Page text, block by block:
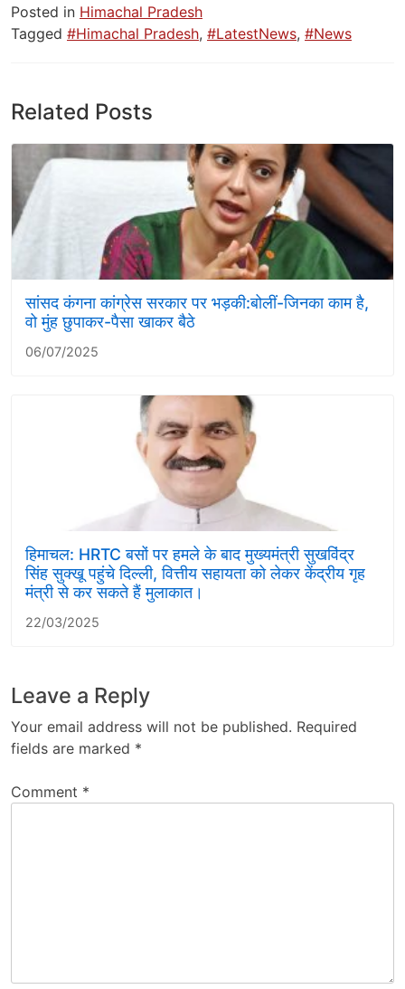
Posted in Himachal Pradesh
Tagged #Himachal Pradesh, #LatestNews, #News
Related Posts
सांसद कंगना कांग्रेस सरकार पर भड़की:बोलीं-जिनका काम है,
वो मुंह छुपाकर-पैसा खाकर बैठे
06/07/2025
हिमाचल: HRTC बसों पर हमले के बाद मुख्यमंत्री सुखविंद्र
सिंह सुक्खू पहुंचे दिल्ली, वित्तीय सहायता को लेकर केंद्रीय गृह
मंत्री से कर सकते हैं मुलाकात।
22/03/2025
Leave a Reply
Your email address will not be published. Required
fields are marked *
Comment *